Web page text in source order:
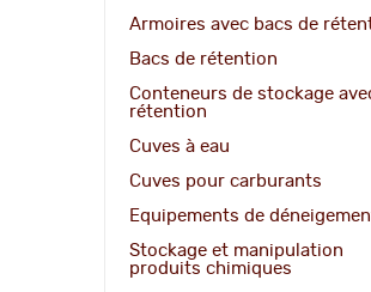
Armoires avec bacs de
Bacs de rétention
Conteneurs de stockage
rétention
Cuves à eau
Cuves pour carburants
Equipements de
Stockage et manipulation
produits chimiques